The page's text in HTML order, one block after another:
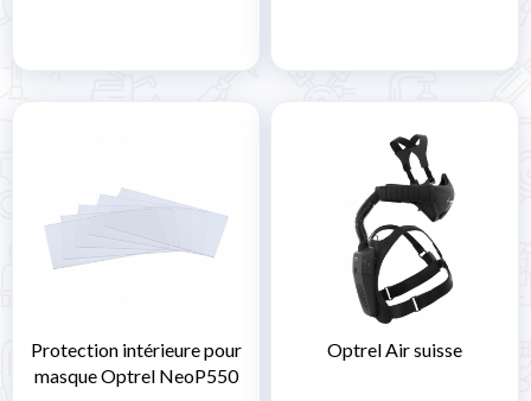
Protection intérieure pour
masque Optrel NeoP550
Optrel Air suisse